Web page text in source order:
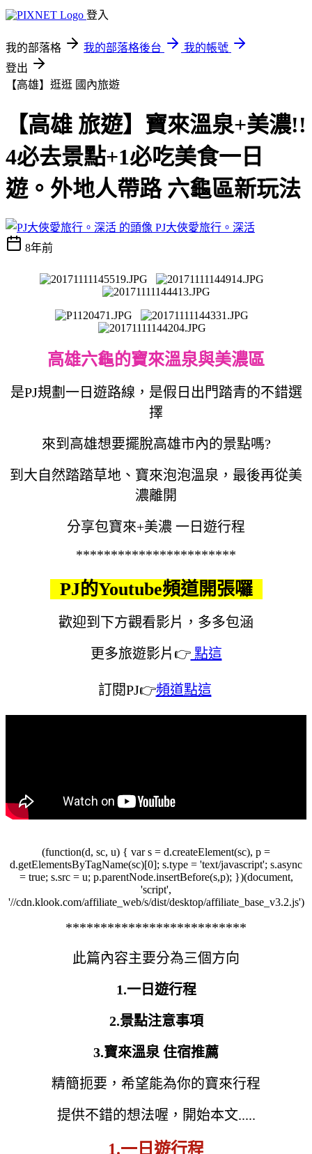
登入
我的部落格 我的部落格後台
我的帳號
登出
【高雄】逛逛 國內旅遊
【高雄 旅遊】寶來溫泉+美濃!!
4必去景點+1必吃美食一日
遊。外地人帶路 六龜區新玩法
PJ大俠愛旅行。深活
8年前
高雄六龜的寶來溫泉與美濃區
是PJ規劃一日遊路線，是假日出門踏青的不錯選
擇
來到高雄想要擺脫高雄市內的景點嗎?
到大自然踏踏草地、寶來泡泡溫泉，最後再從美
濃離開
分享包寶來+美濃 一日遊行程
***********************
PJ的Youtube頻道開張囉
歡迎到下方觀看影片，多多包涵
更多旅遊影片👉點這
訂閱PJ👉頻道點這
(function(d, sc, u) { var s = d.createElement(sc), p =
d.getElementsByTagName(sc)[0]; s.type = 'text/javascript'; s.async
= true; s.src = u; p.parentNode.insertBefore(s,p); })(document,
'script',
'//cdn.klook.com/affiliate_web/s/dist/desktop/affiliate_base_v3.2.js')
**************************
此篇內容主要分為三個方向
1.一日遊行程
2.景點注意事項
3.寶來溫泉 住宿推薦
精簡扼要，希望能為你的寶來行程
提供不錯的想法喔，開始本文.....
1.一日遊行程